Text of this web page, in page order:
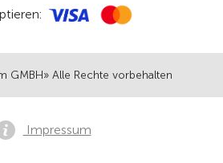
GMBH» Alle Rechte vorbehalten
Impressum